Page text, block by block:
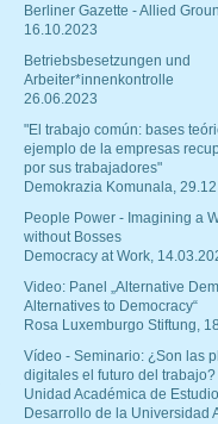
Berliner Gazette - Allied
16.10.2023
Betriebsbesetzungen und
Arbeiter*innenkontrolle
26.06.2023
"El trabajo común: bases
ejemplo de la empresas
por sus trabajadores"
Demokrazia Komunala,
People Power - Imagining a
without Bosses
Democracy at Work,
Video: Panel „Alternative
Alternatives to Democracy“
Rosa Luxemburgo Stiftung,
Vídeo - Seminario: ¿Son las
digitales el futuro del trabajo?
Unidad Académica de
Desarrollo de la Universidad